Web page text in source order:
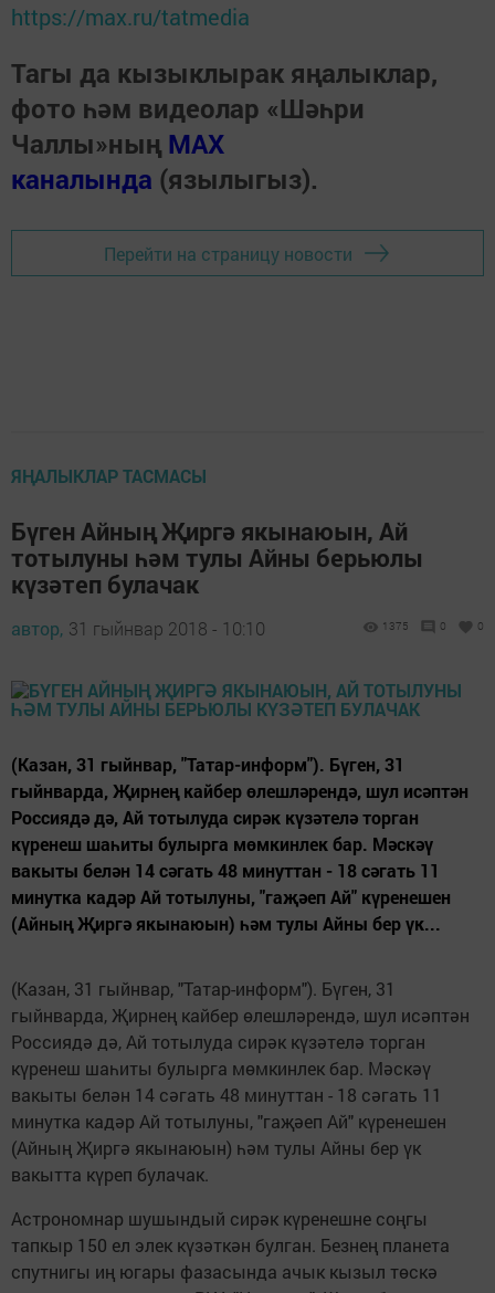
https://max.ru/tatmedia
Тагы да кызыклырак яңалыклар,
фото һәм видеолар «Шәһри
Чаллы»ның MAX
каналында (язылыгыз).
Перейти на страницу новости
ЯҢАЛЫКЛАР ТАСМАСЫ
Бүген Айның Җиргә якынаюын, Ай
тотылуны һәм тулы Айны берьюлы
күзәтеп булачак
автор, 31 гыйнвар 2018 - 10:10 1375 0 0
(Казан, 31 гыйнвар, "Татар-информ"). Бүген, 31
гыйнварда, Җирнең кайбер өлешләрендә, шул исәптән
Россиядә дә, Ай тотылуда сирәк күзәтелә торган
күренеш шаһиты булырга мөмкинлек бар. Мәскәү
вакыты белән 14 сәгать 48 минуттан - 18 сәгать 11
минутка кадәр Ай тотылуны, "гаҗәеп Ай" күренешен
(Айның Җиргә якынаюын) һәм тулы Айны бер үк...
(Казан, 31 гыйнвар, "Татар-информ"). Бүген, 31
гыйнварда, Җирнең кайбер өлешләрендә, шул исәптән
Россиядә дә, Ай тотылуда сирәк күзәтелә торган
күренеш шаһиты булырга мөмкинлек бар. Мәскәү
вакыты белән 14 сәгать 48 минуттан - 18 сәгать 11
минутка кадәр Ай тотылуны, "гаҗәеп Ай" күренешен
(Айның Җиргә якынаюын) һәм тулы Айны бер үк
вакытта күреп булачак.
Астрономнар шушындый сирәк күренешне соңгы
тапкыр 150 ел элек күзәткән булган. Безнең планета
спутнигы иң югары фазасында ачык кызыл төскә